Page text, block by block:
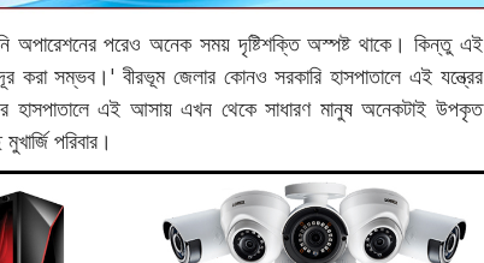
অপারেশনের পরেও অনেক সময় দৃষ্টিশক্তি অস্পষ্ট থাকে। কিন্তু এই
করা সম্ভব।' বীরভূম জেলার কোনও সরকারি হাসপাতালে এই যন্ত্রের
হাসপাতালে এই আসায় এখন থেকে সাধারণ মানুষ অনেকটাই উপকৃত
পরিবার।